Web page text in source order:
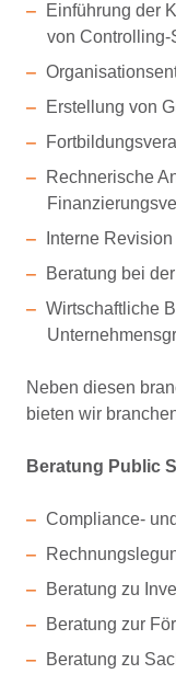
Einführung der
von Controlling-
Erstellung von
Rechnerische
Interne Revision
Beratung bei
Wirtschaftliche
Neben diesen
bieten wir
Beratung Public
Compliance-
Beratung zu
Beratung zur
Beratung zu